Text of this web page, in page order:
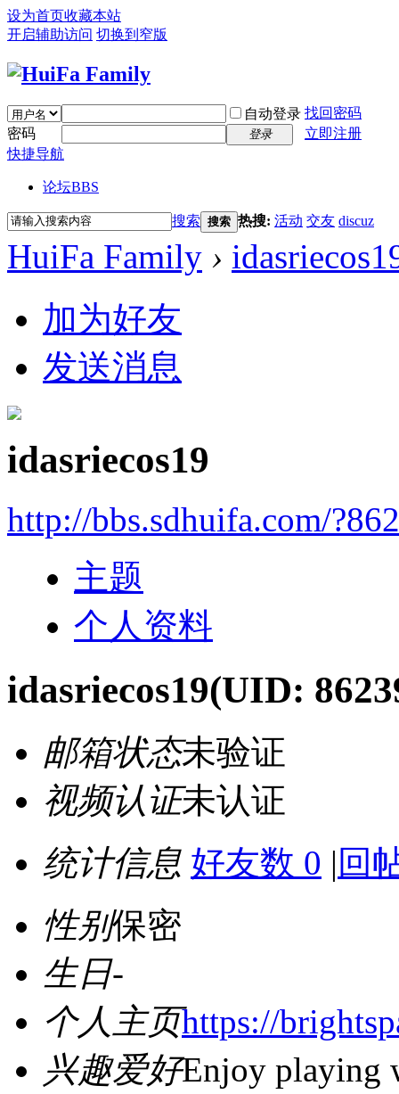
设为首页收藏本站
开启辅助访问 切换到窄版
自动登录 找回密码
密码
登录
立即注册
快捷导航
论坛BBS
搜索 搜索 热搜: 活动 交友 discuz
HuiFa Family ›
加为好友
发送消息
idasriecos19
http://bbs.sdhuifa.com/
主题
个人资料
idasriecos19(UID:
邮箱状态未验证
视频认证未认证
统计信息 好友数 0 | 回
性别保密
生日-
个人主页https://
兴趣爱好Enjoy playing